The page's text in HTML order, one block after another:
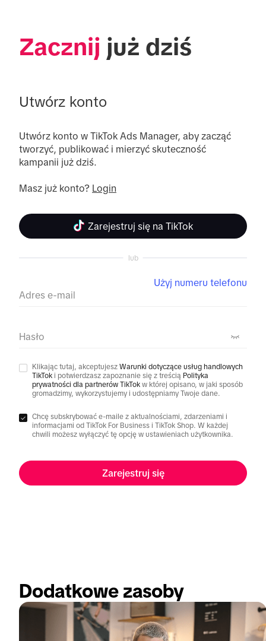
Zacznij już dziś
Utwórz konto
Utwórz konto w TikTok Ads Manager, aby zacząć
tworzyć, publikować i mierzyć skuteczność
kampanii już dziś.
Masz już konto? Login
Zarejestruj się na TikTok
lub
Adres e-mail
Użyj numeru telefonu
Hasło
Klikając tutaj, akceptujesz Warunki dotyczące usług handlowych
TikTok i potwierdzasz zapoznanie się z treścią Polityka
prywatności dla partnerów TikTok w której opisano, w jaki sposób
gromadzimy, wykorzystujemy i udostępniamy Twoje dane.
Chcę subskrybować e-maile z aktualnościami, zdarzeniami i
informacjami od TikTok For Business i TikTok Shop. W każdej
chwili możesz wyłączyć tę opcję w ustawieniach użytkownika.
Zarejestruj się
Dodatkowe zasoby